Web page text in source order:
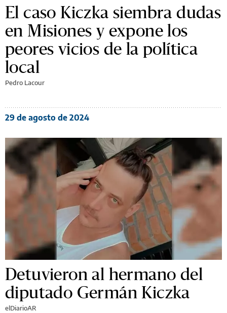
El caso Kiczka siembra dudas
en Misiones y expone los
peores vicios de la política
local
Pedro Lacour
29 de agosto de 2024
Detuvieron al hermano del
diputado Germán Kiczka
elDiarioAR